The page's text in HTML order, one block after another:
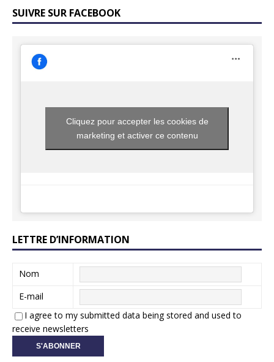
SUIVRE SUR FACEBOOK
Cliquez pour accepter les cookies de
marketing et activer ce contenu
LETTRE D’INFORMATION
Nom
E-mail
I agree to my submitted data being stored and used to
receive newsletters